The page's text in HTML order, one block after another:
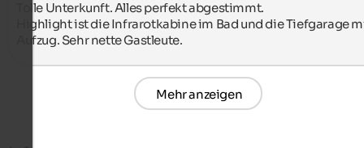
Tolle Unterkunft. Alles perfekt abgestimmt.
Highlight ist die Infrarotkabine im Bad und die Tiefgarage
Aufzug. Sehr nette Gastleute.
Mehr anzeigen